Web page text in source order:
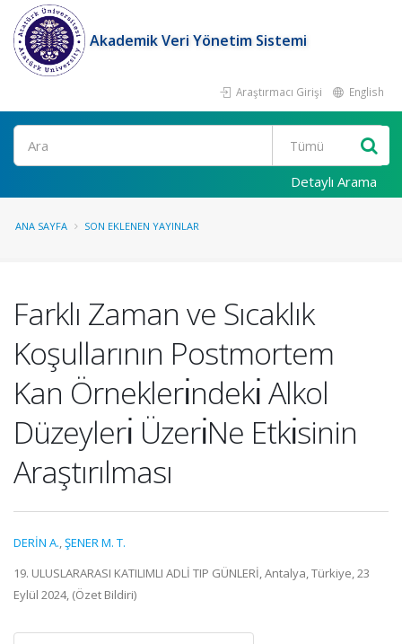
Akademik Veri Yönetim Sistemi
Araştırmacı Girişi English
Ara
Detaylı Arama
ANA SAYFA SON EKLENEN YAYINLAR
Farklı Zaman ve Sıcaklık
Koşullarının Postmortem
Kan Örneklerı̇ndekı̇ Alkol
Düzeylerı̇ Üzerı̇Ne Etkı̇sinin
Araştırılması
DERİN A.,ŞENER M. T.
19. ULUSLARARASI KATILIMLI ADLİ TIP GÜNLERİ, Antalya, Türkiye, 23
Eylül 2024, (Özet Bildiri)